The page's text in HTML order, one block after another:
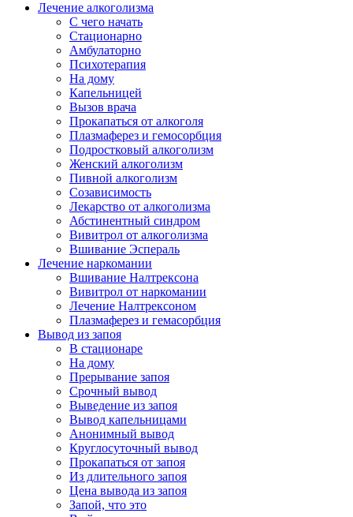
Основные
услуги
Лечение алкоголизма
С чего начать
Cтационарно
Амбулаторно
Психотерапия
На дому
Капельницей
Вызов врача
Прокапаться от алкоголя
Плазмаферез и гемосорбция
Подростковый алкоголизм
Женский алкоголизм
Пивной алкоголизм
Созависимость
Лекарство от алкоголизма
Абстинентный синдром
Вивитрол от алкоголизма
Вшивание Эспераль
Лечение наркомании
Вшивание Налтрексона
Вивитрол от наркомании
Лечение Налтрексоном
Плазмаферез и гемасорбция
Вывод из запоя
В стационаре
На дому
Прерывание запоя
Срочный вывод
Выведение из запоя
Вывод капельницами
Анонимный вывод
Круглосуточный вывод
Прокапаться от запоя
Из длительного запоя
Цена вывода из запоя
Запой, что это